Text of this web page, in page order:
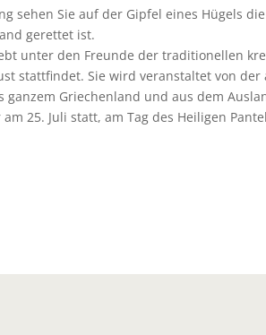
sehen Sie auf der Gipfel eines Hügels
gerettet ist.
unter den Freunde der traditionellen
stattfindet. Sie wird veranstaltet von
Griechenland und aus dem
25. Juli statt, am Tag des Heiligen